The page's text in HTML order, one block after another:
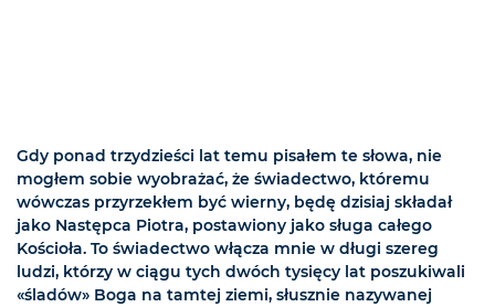
Gdy ponad trzydzieści lat temu pisałem te słowa, nie
mogłem sobie wyobrażać, że świadectwo, któremu
wówczas przyrzekłem być wierny, będę dzisiaj składał
jako Następca Piotra, postawiony jako sługa całego
Kościoła. To świadectwo włącza mnie w długi szereg
ludzi, którzy w ciągu tych dwóch tysięcy lat poszukiwali
«śladów» Boga na tamtej ziemi, słusznie nazywanej